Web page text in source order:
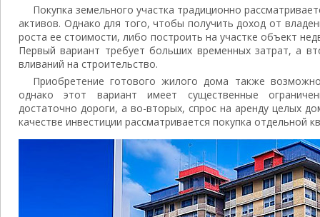
Покупка земельного участка традиционно
активов. Однако для того, чтобы получить доход от
роста ее стоимости, либо построить на участке объект
Первый вариант требует больших временных затрат, а
вливаний на строительство.
Приобретение готового жилого дома также
однако этот вариант имеет существенные
достаточно дороги, а во-вторых, спрос на аренду целых
качестве инвестиции рассматривается покупка отдельной